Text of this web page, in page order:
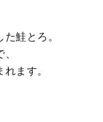
鮭とろ。
ます。